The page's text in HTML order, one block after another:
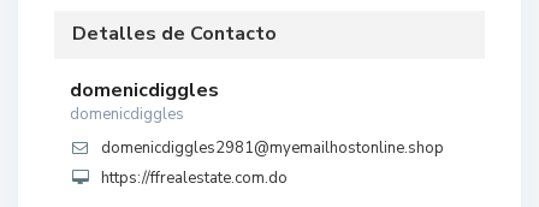
Detalles de Contacto
domenicdiggles
domenicdiggles
domenicdiggles2981@myemailhostonline.shop
https://ffrealestate.com.do